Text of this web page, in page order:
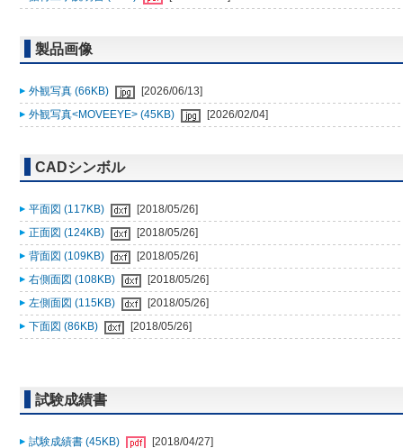
製品画像
外観写真 (66KB)
[2026/06/13]
外観写真<MOVEEYE> (45KB)
[2026/02/04]
CADシンボル
平面図 (117KB)
[2018/05/26]
正面図 (124KB)
[2018/05/26]
背面図 (109KB)
[2018/05/26]
右側面図 (108KB)
[2018/05/26]
左側面図 (115KB)
[2018/05/26]
下面図 (86KB)
[2018/05/26]
試験成績書
試験成績書 (45KB) [2018/04/27]